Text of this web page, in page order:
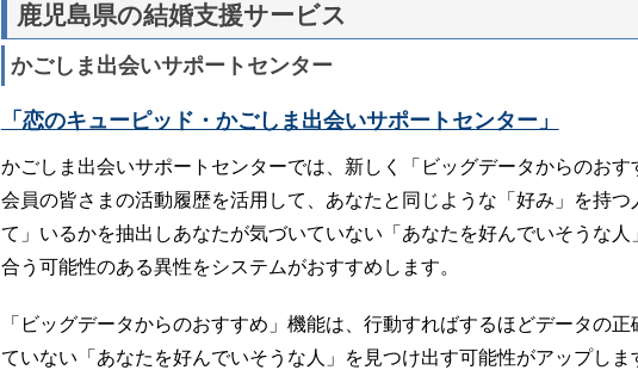
鹿児島県の結婚支援サービス
かごしま出会いサポートセンター
「恋のキューピッド・かごしま出会いサポートセンター」
かごしま出会いサポートセンターでは、新しく「ビッグデータからのおす
会員の皆さまの活動履歴を活用して、あなたと同じような「好み」を持
て」いるかを抽出しあなたが気づいていない「あなたを好んでいそうな
合う可能性のある異性をシステムがおすすめします。
「ビッグデータからのおすすめ」機能は、行動すればするほどデータの
ていない「あなたを好んでいそうな人」を見つけ出す可能性がアップしま